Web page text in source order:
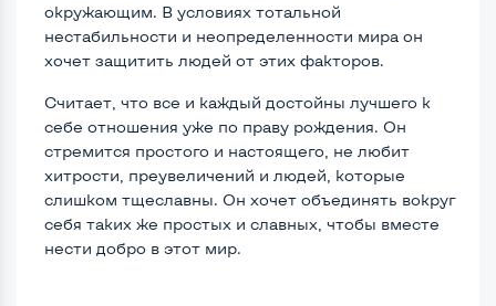
окружающим. В условиях тотальной
нестабильности и неопределенности мира он
хочет защитить людей от этих факторов.
Считает, что все и каждый достойны лучшего к
себе отношения уже по праву рождения. Он
стремится простого и настоящего, не любит
хитрости, преувеличений и людей, которые
слишком тщеславны. Он хочет объединять вокруг
себя таких же простых и славных, чтобы вместе
нести добро в этот мир.